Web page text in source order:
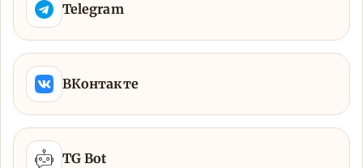
Telegram
ВКонтакте
TG Bot